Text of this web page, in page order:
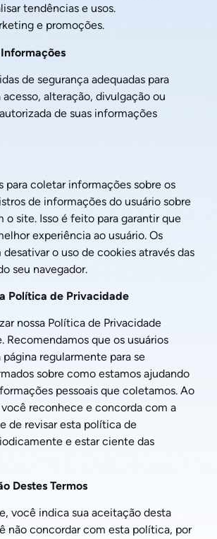
tendências e usos.
e promoções.
de segurança adequadas para
alteração, divulgação ou
de suas informações
para coletar informações sobre os
de informações do usuário sobre
o site. Isso é feito para garantir que
experiência ao usuário. Os
desativar o uso de cookies através das
seu navegador.
Política de Privacidade
nossa Política de Privacidade
Recomendamos que os usuários
regularmente para se
sobre como estamos ajudando
pessoais que coletamos. Ao
você reconhece e concorda com a
de revisar esta política de
e estar ciente das
Destes Termos
você indica sua aceitação desta
não concordar com esta política, por